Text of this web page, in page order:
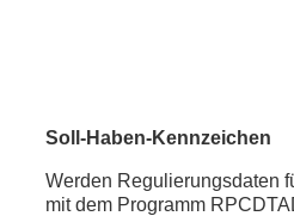
Soll-Haben-Kennzeichen
Werden Regulierungsdaten
mit dem Programm